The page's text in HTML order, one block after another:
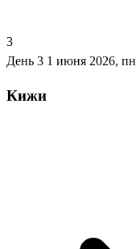
3
День 3 1 июня 2026, пн
Кижи